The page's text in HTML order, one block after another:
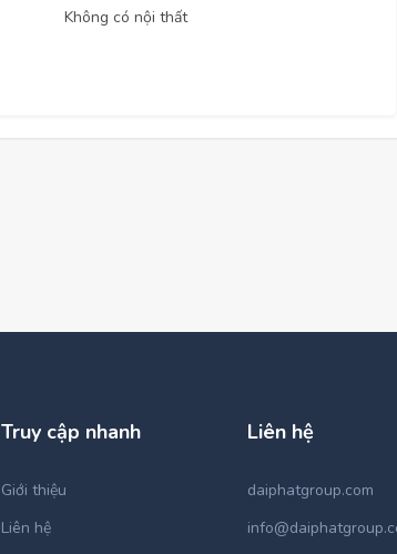
Không có nội thất
Truy cập nhanh
Giới thiệu
Liên hệ
Liên hệ
daiphatgroup.com